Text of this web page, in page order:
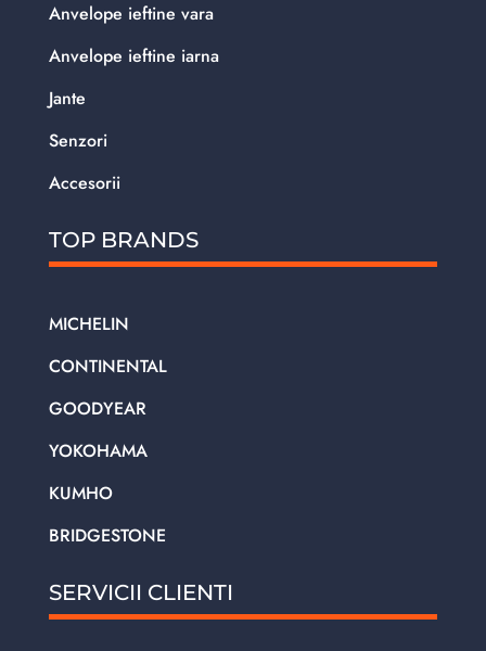
Anvelope ieftine vara
Anvelope ieftine iarna
Jante
Senzori
Accesorii
TOP BRANDS
MICHELIN
CONTINENTAL
GOODYEAR
YOKOHAMA
KUMHO
BRIDGESTONE
SERVICII CLIENTI